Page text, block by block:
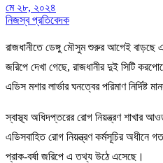
মে ২৮, ২০২৪
নিজস্ব প্রতিবেদক
রাজধানীতে ডেঙ্গু মৌসুম শুরুর আগেই বাড়ছে
জরিপে দেখা গেছে, রাজধানীর দুই সিটি
এডিস মশার লার্ভার ঘনত্বের পরিমাণ নির্দিষ্ট
স্বাস্থ্য অধিদপ্তরের রোগ নিয়ন্ত্রণ শাখার
এডিসবাহিত রোগ নিয়ন্ত্রণ কর্মসূচির অধীনে
প্রাক-বর্ষা জরিপে এ তথ্য উঠে এসেছে।